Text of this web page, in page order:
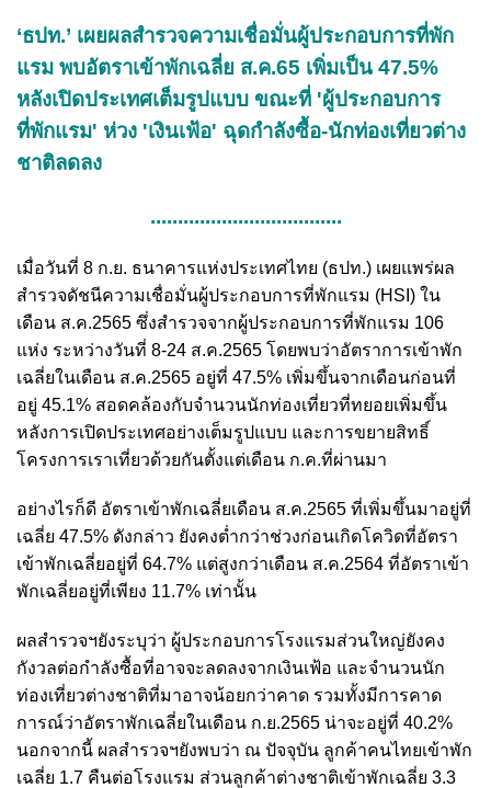
‘ธปท.’ เผยผลสำรวจความเชื่อมั่นผู้ประกอบการที่พัก
แรม พบอัตราเข้าพักเฉลี่ย ส.ค.65 เพิ่มเป็น 47.5%
หลังเปิดประเทศเต็มรูปแบบ ขณะที่ 'ผู้ประกอบการ
ที่พักแรม' ห่วง 'เงินเฟ้อ' ฉุดกำลังซื้อ-นักท่องเที่ยวต่าง
ชาติลดลง
...................................
เมื่อวันที่ 8 ก.ย. ธนาคารแห่งประเทศไทย (ธปท.) เผยแพร่ผล
สำรวจดัชนีความเชื่อมั่นผู้ประกอบการที่พักแรม (HSI) ใน
เดือน ส.ค.2565 ซึ่งสำรวจจากผู้ประกอบการที่พักแรม 106
แห่ง ระหว่างวันที่ 8-24 ส.ค.2565 โดยพบว่าอัตราการเข้าพัก
เฉลี่ยในเดือน ส.ค.2565 อยู่ที่ 47.5% เพิ่มขึ้นจากเดือนก่อนที่
อยู่ 45.1% สอดคล้องกับจำนวนนักท่องเที่ยวที่ทยอยเพิ่มขึ้น
หลังการเปิดประเทศอย่างเต็มรูปแบบ และการขยายสิทธิ์
โครงการเราเที่ยวด้วยกันตั้งแต่เดือน ก.ค.ที่ผ่านมา
อย่างไรก็ดี อัตราเข้าพักเฉลี่ยเดือน ส.ค.2565 ที่เพิ่มขึ้นมาอยู่ที่
เฉลี่ย 47.5% ดังกล่าว ยังคงต่ำกว่าช่วงก่อนเกิดโควิดที่อัตรา
เข้าพักเฉลี่ยอยู่ที่ 64.7% แต่สูงกว่าเดือน ส.ค.2564 ที่อัตราเข้า
พักเฉลี่ยอยู่ที่เพียง 11.7% เท่านั้น
ผลสำรวจฯยังระบุว่า ผู้ประกอบการโรงแรมส่วนใหญ่ยังคง
กังวลต่อกำลังซื้อที่อาจจะลดลงจากเงินเฟ้อ และจำนวนนัก
ท่องเที่ยวต่างชาติที่มาอาจน้อยกว่าคาด รวมทั้งมีการคาด
การณ์ว่าอัตราพักเฉลี่ยในเดือน ก.ย.2565 น่าจะอยู่ที่ 40.2%
นอกจากนี้ ผลสำรวจฯยังพบว่า ณ ปัจจุบัน ลูกค้าคนไทยเข้าพัก
เฉลี่ย 1.7 คืนต่อโรงแรม ส่วนลูกค้าต่างชาติเข้าพักเฉลี่ย 3.3